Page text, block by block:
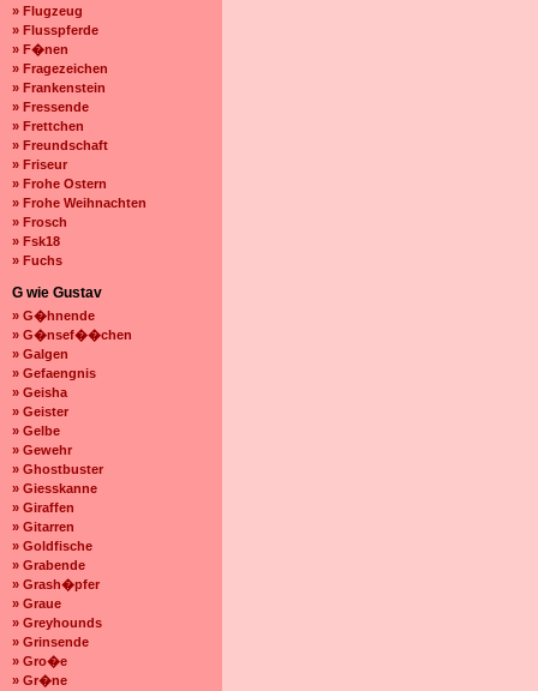
» Flugzeug
» Flusspferde
» F�nen
» Fragezeichen
» Frankenstein
» Fressende
» Frettchen
» Freundschaft
» Friseur
» Frohe Ostern
» Frohe Weihnachten
» Frosch
» Fsk18
» Fuchs
G wie Gustav
» G�hnende
» G�nsef��chen
» Galgen
» Gefaengnis
» Geisha
» Geister
» Gelbe
» Gewehr
» Ghostbuster
» Giesskanne
» Giraffen
» Gitarren
» Goldfische
» Grabende
» Grash�pfer
» Graue
» Greyhounds
» Grinsende
» Gro�e
» Gr�ne